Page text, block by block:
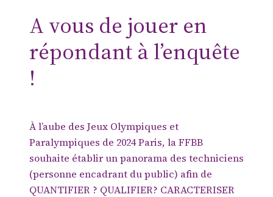
A vous de jouer en
répondant à l’enquête
!
À l’aube des Jeux Olympiques et
Paralympiques de 2024 Paris, la FFBB
souhaite établir un panorama des techniciens
(personne encadrant du public) afin de
QUANTIFIER ? QUALIFIER? CARACTERISER